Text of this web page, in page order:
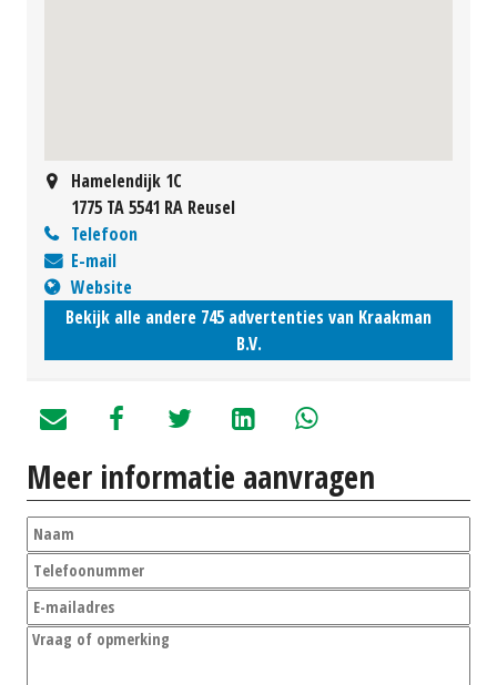
Hamelendijk 1C
1775 TA 5541 RA Reusel
Telefoon
E-mail
Website
Bekijk alle andere 745 advertenties van Kraakman
B.V.
Meer informatie aanvragen